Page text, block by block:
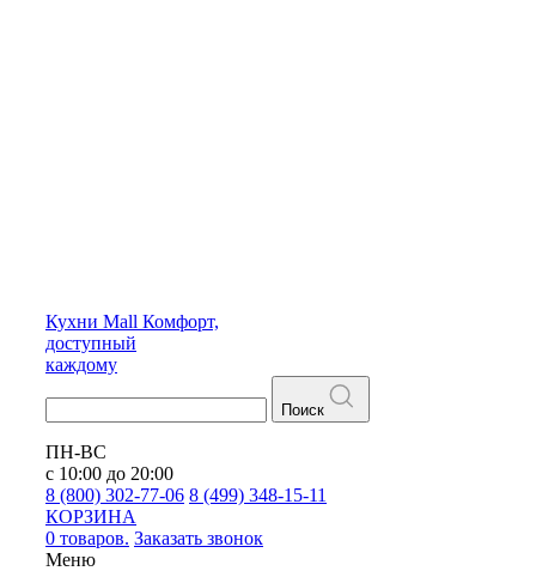
Кухни Mall Комфорт,
доступный
каждому
Поиск
ПН-ВС
с 10:00 до 20:00
8 (800) 302-77-06 8 (499) 348-15-11
КОРЗИНА
0 товаров. Заказать звонок
Меню